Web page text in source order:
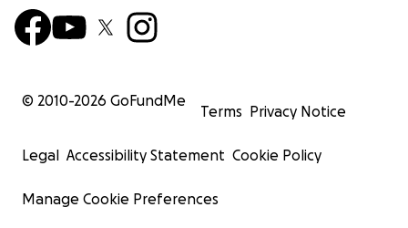
© 2010-2026 GoFundMe
Terms Privacy Notice
Legal Accessibility Statement Cookie Policy
Manage Cookie Preferences